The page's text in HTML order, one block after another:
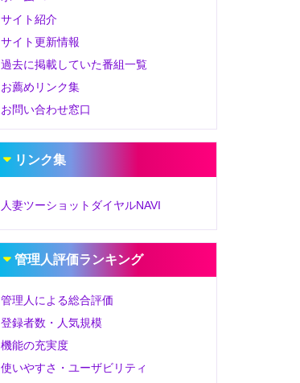
サイト紹介
サイト更新情報
過去に掲載していた番組一覧
お薦めリンク集
お問い合わせ窓口
リンク集
人妻ツーショットダイヤルNAVI
管理人評価ランキング
管理人による総合評価
登録者数・人気規模
機能の充実度
使いやすさ・ユーザビリティ